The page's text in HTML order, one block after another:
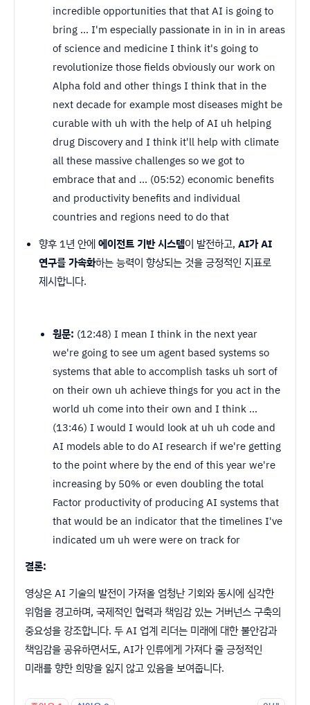
incredible opportunities that that AI is going to
bring ... I'm especially passionate in in in in areas
of science and medicine I think it's going to
revolutionize those fields obviously our work on
Alpha fold and other things I think that in the
next decade for example most diseases might be
curable with uh with the help of AI uh helping
drug Discovery and I think it'll help with climate
all these massive challenges so we got to
embrace that and ... (05:52) economic benefits
and productivity benefits and individual
countries and regions need to do that
향후 1년 안에에이전트 기반 시스템이 발전하고, AI가 AI
연구를 가속화하는 능력이 향상되는 것을 긍정적인 지표로
제시합니다.
원문: (12:48) I mean I think in the next year
we're going to see um agent based systems so
systems that able to accomplish tasks uh sort of
on their own uh achieve things for you act in the
world uh come into their own and I think ...
(13:46) I would I would look at uh uh code and
AI models able to do AI research if we're getting
to the point where by the end of this year we're
increasing by 50% or even doubling the total
Factor productivity of producing AI systems that
that would be an indicator that the timelines I've
indicated um uh were were on track for
결론:
영상은 AI 기술의 발전이 가져올 엄청난 기회와 동시에 심각한
위험을 경고하며, 국제적인 협력과 책임감 있는 거버넌스 구축의
중요성을 강조합니다. 두 AI 업계 리더는 미래에 대한 불안감과
책임감을 공유하면서도, AI가 인류에게 가져다 줄 긍정적인
미래를 향한 희망을 잃지 않고 있음을 보여줍니다.